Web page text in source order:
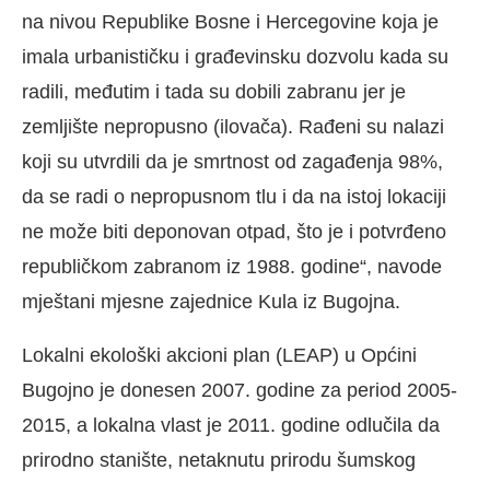
na nivou Republike Bosne i Hercegovine koja je
imala urbanističku i građevinsku dozvolu kada su
radili, međutim i tada su dobili zabranu jer je
zemljište nepropusno (ilovača). Rađeni su nalazi
koji su utvrdili da je smrtnost od zagađenja 98%,
da se radi o nepropusnom tlu i da na istoj lokaciji
ne može biti deponovan otpad, što je i potvrđeno
republičkom zabranom iz 1988. godine“, navode
mještani mjesne zajednice Kula iz Bugojna.
Lokalni ekološki akcioni plan (LEAP) u Općini
Bugojno je donesen 2007. godine za period 2005-
2015, a lokalna vlast je 2011. godine odlučila da
prirodno stanište, netaknutu prirodu šumskog